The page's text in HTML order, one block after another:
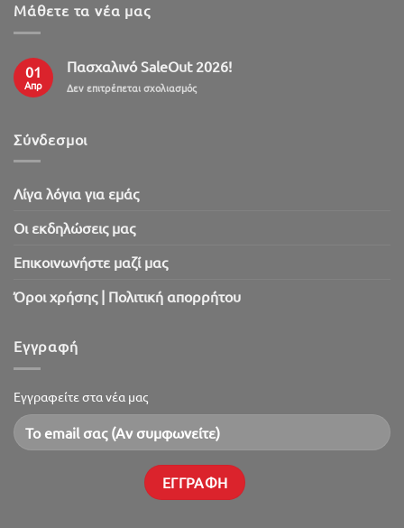
Μάθετε τα νέα μας
01
Απρ
Πασχαλινό SaleOut 2026!
Δεν επιτρέπεται σχολιασμόςστο
Σύνδεσμοι
Λίγα λόγια για εμάς
Oι εκδηλώσεις μας
Επικοινωνήστε μαζί μας
Όροι χρήσης | Πολιτική απορρήτου
Εγγραφή
Εγγραφείτε στα νέα μας